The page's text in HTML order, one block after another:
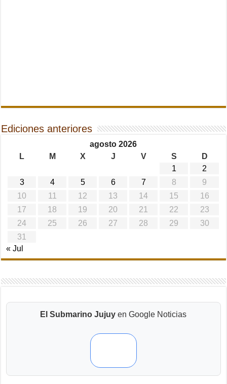
Ediciones anteriores
agosto 2026
L
M X J V S
D
1
2
3
4 5 6 7 8
9
10
11 12 13 14 15
16
17
18 19 20 21 22
23
24
25 26 27 28 29
30
31
« Jul
El Submarino Jujuy en Google Noticias